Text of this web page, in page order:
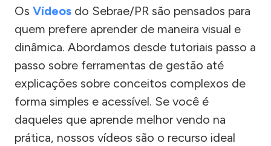
Os Vídeos do Sebrae/PR são pensados para
quem prefere aprender de maneira visual e
dinâmica. Abordamos desde tutoriais passo a
passo sobre ferramentas de gestão até
explicações sobre conceitos complexos de
forma simples e acessível. Se você é
daqueles que aprende melhor vendo na
prática, nossos vídeos são o recurso ideal